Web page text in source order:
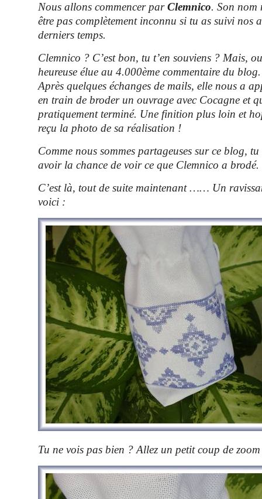
Nous allons commencer parClemnico. Son nom
être pas complètement inconnu si tu as suivi nos
derniers temps.
Clemnico ? C’est bon, tu t’en souviens ? Mais,
heureuse élue au 4.000ème commentaire du blog.
Après quelques échanges de mails, elle nous a
en train de broder un ouvrage avec Cocagne et
pratiquement terminé. Une finition plus loin et
reçu la photo de sa réalisation !
Comme nous sommes partageuses sur ce blog,
avoir la chance de voir ce que Clemnico a brodé.
C’est là, tout de suite maintenant …… Un
voici :
Tu ne vois pas bien ? Allez un petit coup de